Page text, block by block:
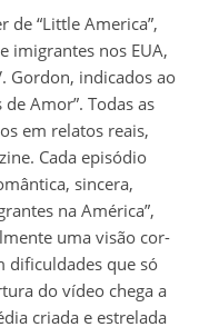
imigrantes nos EUA,
Gordon, indicados ao
Amor”. Todas as
em relatos reais,
Cada episódio
sincera,
na América”,
uma visão cor-
dificuldades que só
do vídeo chega a
criada e estrelada